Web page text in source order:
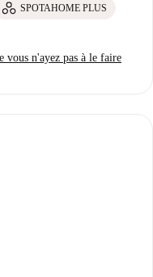
SPOTAHOME PLUS
vous n'ayez pas à le faire